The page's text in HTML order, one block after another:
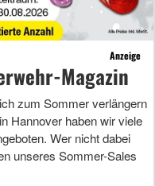
Anzeige
Magazin
zum Sommer verlängern
Hannover haben wir viele
Wer nicht dabei
unseres Sommer-Sales